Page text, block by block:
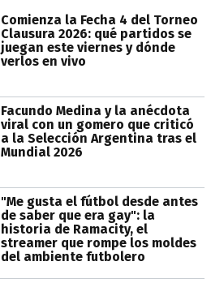
Comienza la Fecha 4 del Torneo
Clausura 2026: qué partidos se
juegan este viernes y dónde
verlos en vivo
Facundo Medina y la anécdota
viral con un gomero que criticó
a la Selección Argentina tras el
Mundial 2026
"Me gusta el fútbol desde antes
de saber que era gay": la
historia de Ramacity, el
streamer que rompe los moldes
del ambiente futbolero